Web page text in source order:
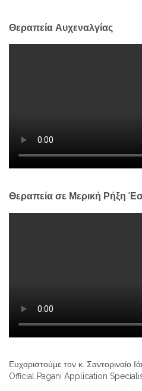
Θεραπεία Αυχεναλγίας
Θεραπεία σε Μερική Ρήξη
Ευχαριστούμε τον κ. Σαντοριναίο
Official Pagani Application